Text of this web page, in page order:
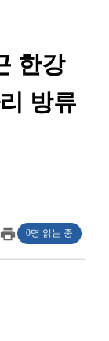
한강
방류
print 0명 읽는 중